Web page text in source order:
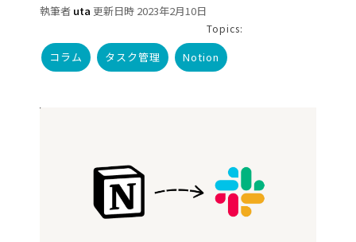
執筆者 uta 更新日時 2023年2月10日
Topics:
コラム タスク管理 Notion